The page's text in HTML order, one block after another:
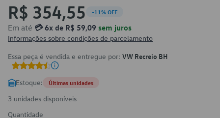
R$ 354,55 -11% OFF
Em até 💳 6x de R$ 59,09 sem juros
Informações sobre condições de parcelamento
Essa peça é vendida e entregue por: VW Recreio BH
Estoque: Últimas unidades
3 unidades disponíveis
Quantidade